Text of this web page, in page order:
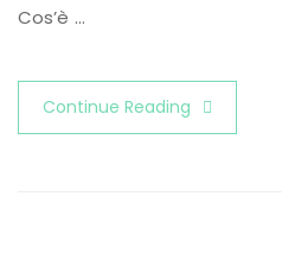
Cos’è …
Continue Reading